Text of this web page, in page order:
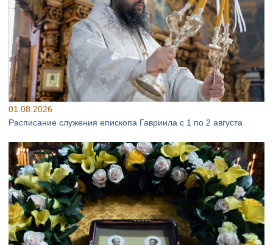
01.08.2026
Расписание служения епископа Гавриила с 1 по 2 августа